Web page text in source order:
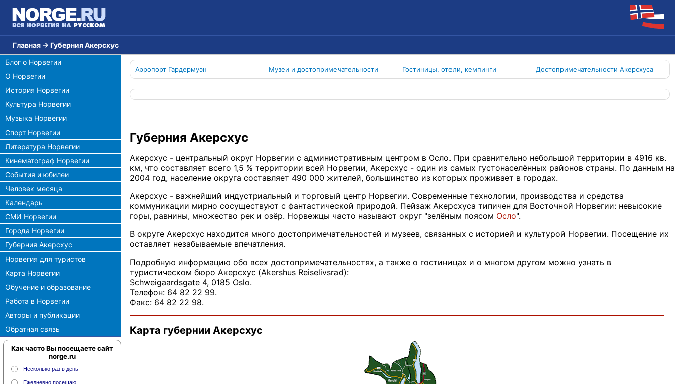
Главная → Губерния Акерсхус
Блог о Норвегии
О Норвегии
История Норвегии
Культура Норвегии
Музыка Норвегии
Спорт Норвегии
Литература Норвегии
Кинематограф Норвегии
События и юбилеи
Человек месяца
Календарь
СМИ Норвегии
Города Норвегии
Губерния Акерсхус
Норвегия для туристов
Карта Норвегии
Обучение и образование
Работа в Норвегии
Авторы и публикации
Обратная связь
Как часто Вы посещаете сайт
norge.ru
Несколько раз в день
Ежедневно посещаю
Аэропорт Гардермуэн Музеи и достопримечательности Гостиницы, отели, кемпинги Достопримечательности Акерсхуса
Губерния Акерсхус
Акерсхус - центральный округ Норвегии с административным центром в Осло. При сравнительно небольшой территории в 4916 кв.
км, что составляет всего 1,5 % территории всей Норвегии, Акерсхус - один из самых густонаселённых районов страны. По данным на
2004 год, население округа составляет 490 000 жителей, большинство из которых проживает в городах.
Акерсхус - важнейший индустриальный и торговый центр Норвегии. Современные технологии, производства и средства
коммуникации мирно сосуществуют с фантастической природой. Пейзаж Акерсхуса типичен для Восточной Норвегии: невысокие
горы, равнины, множество рек и озёр. Норвежцы часто называют округ "зелёным поясом Осло".
В округе Акерсхус находится много достопримечательностей и музеев, связанных с историей и культурой Норвегии. Посещение их
оставляет незабываемые впечатления.
Подробную информацию обо всех достопримечательностях, а также о гостиницах и о многом другом можно узнать в
туристическом бюро Акерсхус (Akershus Reiselivsrad):
Schweigaardsgate 4, 0185 Oslo.
Телефон: 64 82 22 99.
Факс: 64 82 22 98.
Карта губернии Акерсхус